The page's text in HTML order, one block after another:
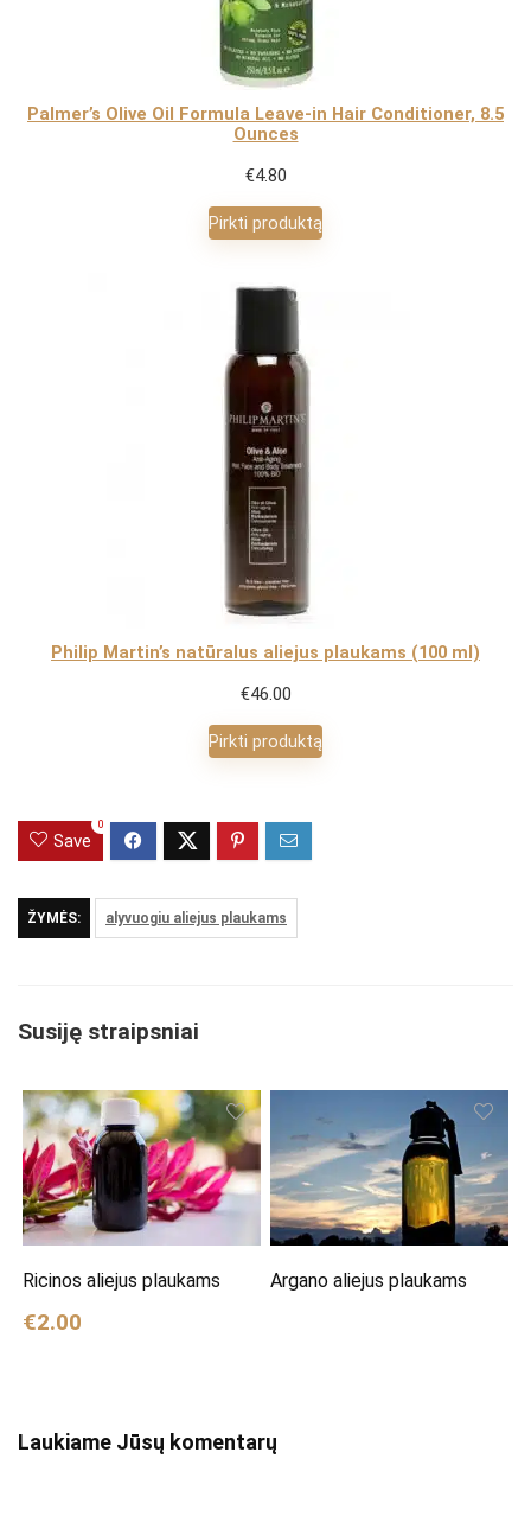
Palmer’s Olive Oil Formula Leave-in Hair Conditioner, 8.5
Ounces
€4.80
Pirkti produktą
Philip Martin’s natūralus aliejus plaukams (100 ml)
€46.00
Pirkti produktą
Save
0
ŽYMĖS: alyvuogiu aliejus plaukams
Susiję straipsniai
Ricinos aliejus plaukams
€2.00
Argano aliejus plaukams
Laukiame Jūsų komentarų